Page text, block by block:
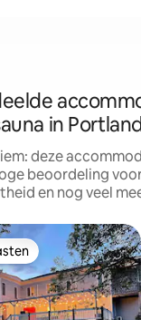
in
deze
beoordeling
en nog veel